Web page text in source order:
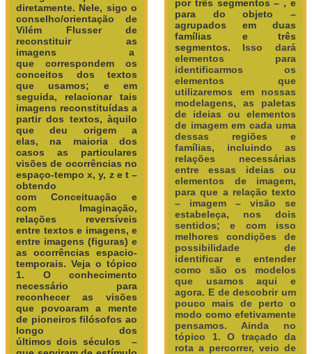
diretamente. Nele, sigo o
conselho/orientação de
Vilém Flusser de
reconstituir as
imagens a
que correspondem os
conceitos dos textos
que usamos; e em
seguida, relacionar tais
imagens reconstituídas a
partir dos textos, àquilo
que deu origem a
elas, na maioria dos
casos as particulares
visões de ocorrências no
espaço-tempo x, y, z e t –
obtendo
com Conceituação e
com Imaginação,
relações reversíveis
entre textos e imagens, e
entre imagens (figuras) e
as ocorrências espacio-
temporais. Veja o tópico
1. O conhecimento
necessário para
reconhecer as visões
que povoaram a mente
de pioneiros filósofos ao
longo dos
últimos dois séculos –
por três segmentos – , e
para do objeto –
agrupados em duas
famílias e três
segmentos.
Isso dará
elementos para
identificarmos os
elementos que
utilizaremos em nossas
modelagens, as paletas
de ideias ou elementos
de imagem em cada uma
dessas regiões e
famílias, incluindo as
relações necessárias
entre essas ideias ou
elementos de imagem,
para que a relação texto
– imagem – visão se
estabeleça, nos dois
sentidos; e com isso
melhores condições de
possibilidade de
identificar e entender
como são os modelos
que usamos aqui e
agora. E de descobrir um
pouco mais de perto o
modo como efetivamente
pensamos.
Ainda no
tópico 1. O traçado da
rota a percorrer, veio de